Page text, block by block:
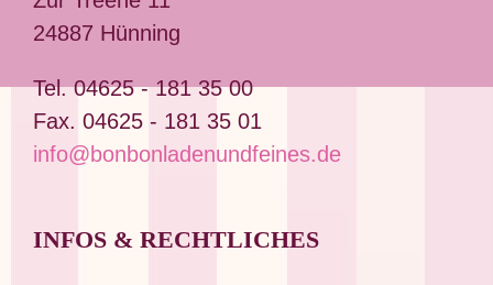
Produktseite
gewählt
werden
24887 Hünning
Tel. 04625 - 181 35 00
Fax. 04625 - 181 35 01
info@bonbonladenundfeines.de
INFOS & RECHTLICHES